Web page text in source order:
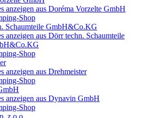
anzeigen aus Doréma Vorzelte GmbH
Shop
Schaumteile GmbH&Co.KG
anzeigen aus Dörr techn. Schaumteile
Shop
anzeigen aus Drehmeister
Shop
anzeigen aus Dynavin GmbH
Shop
z.o.o.